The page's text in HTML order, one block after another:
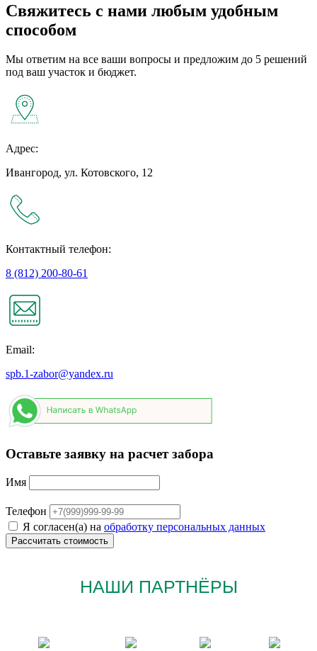
Свяжитесь с нами любым удобным
способом
Мы ответим на все ваши вопросы и предложим до 5 решений
под ваш участок и бюджет.
Адрес:
Ивангород, ул. Котовского, 12
Контактный телефон:
8 (812) 200-80-61
Email:
spb.1-zabor@yandex.ru
Оставьте заявку на расчет забора
Имя
Телефон
Я согласен(а) на обработку персональных данных
НАШИ ПАРТНЁРЫ